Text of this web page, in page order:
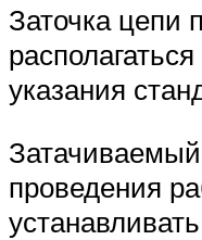
Заточка цепи
указания
проведения